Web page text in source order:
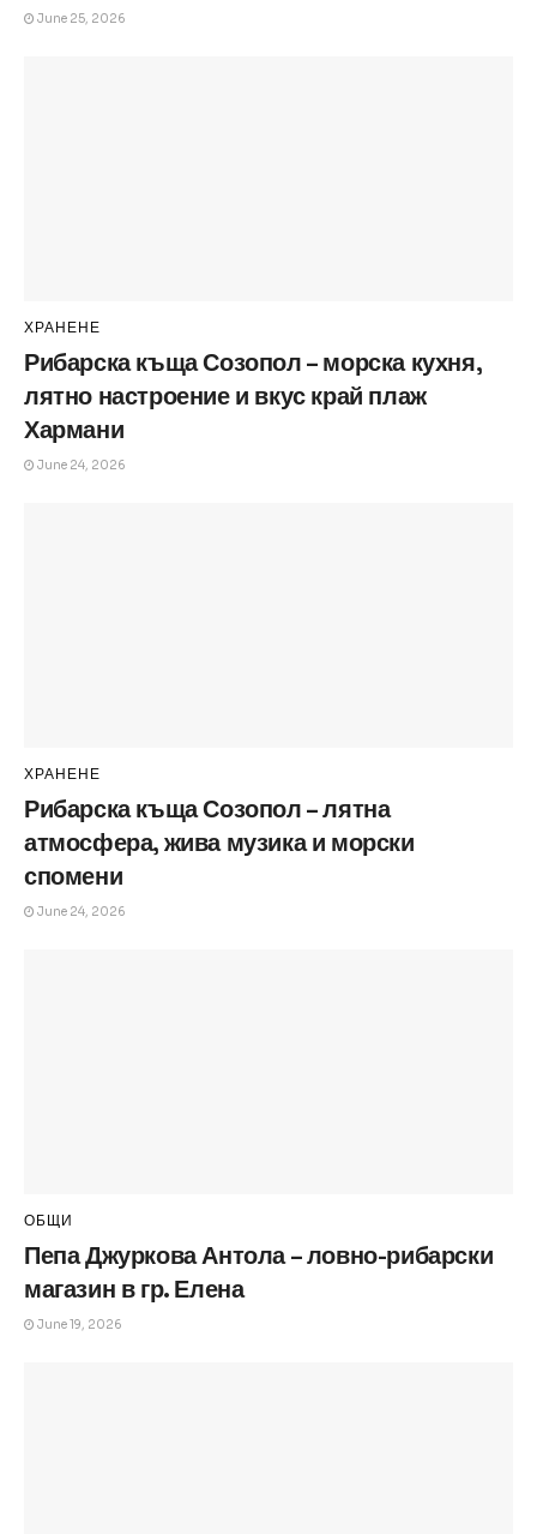
June 25, 2026
ХРАНЕНЕ
Рибарска къща Созопол – морска кухня,
лятно настроение и вкус край плаж
Хармани
June 24, 2026
ХРАНЕНЕ
Рибарска къща Созопол – лятна
атмосфера, жива музика и морски
спомени
June 24, 2026
ОБЩИ
Пепа Джуркова Антола – ловно-рибарски
магазин в гр. Елена
June 19, 2026